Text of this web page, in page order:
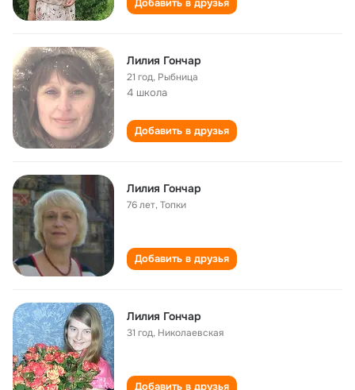
Добавить в друзья
Лилия Гончар
21 год, Рыбница
4 школа
Добавить в друзья
Лилия Гончар
76 лет,Топки
Добавить в друзья
Лилия Гончар
31 год, Николаевская
Добавить в друзья